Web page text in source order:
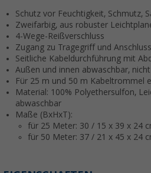
Schutz vor Feuchtigkeit, Schmutz,
Zweifarbig, aus robuster
4-Wege-Reißverschluss
Zugang zu Tragegriff und
Seitliche Kabeldurchführung mit
Außen und innen abwaschbar,
Für 25 m und 50 m Kabeltrommel
Material: 100% Polyethersulfon,
abwaschbar
Maße (BxHxT):
für 25 Meter: 30 / 15 x 39 x 24
für 50 Meter: 37 / 21 x 45 x 24